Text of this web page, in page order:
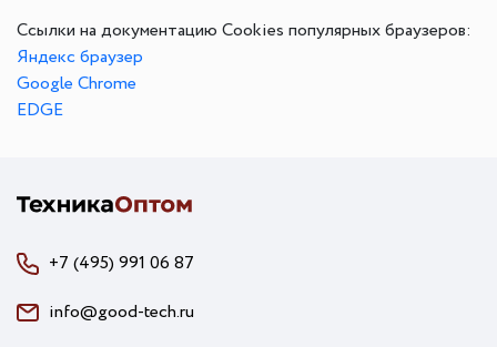
Ссылки на документацию Cookies популярных браузеров:
Яндекс браузер
Google Chrome
EDGE
+7 (495) 991 06 87
info@good-tech.ru